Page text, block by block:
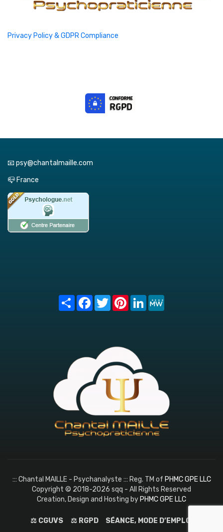
Privacy Policy & GDPR Compliance
📧 psy@chantalmaille.com
📪 France
Share FacebookTwitterPinterest
LinkedIn
::: Chantal MAILLE - Psychanalyste ::: Reg. TM of PHMC GPE LLC
Copyright © 2018-2026 sqq - All Rights Reserved
Creation, Design and Hosting byPHMC GPE LLC
⚖️ CGUVS ⚖️ RGPD SÉANCE, MODE D’EMPLOI